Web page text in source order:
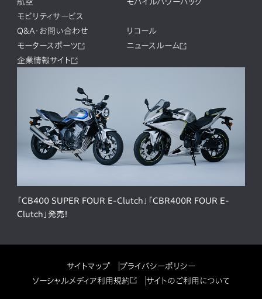
航空
モバイルパワーパック
モビリティサービス
Q&A・お問い合わせ
リコール
モータースポーツ
ニュースルーム
企業情報サイト
「CB400 SUPER FOUR E-Clutch」「CBR400R FOUR E-
Clutch」発売！
サイトマップ
プライバシーポリシー
ソーシャルメディア利用規約
サイトのご利用について